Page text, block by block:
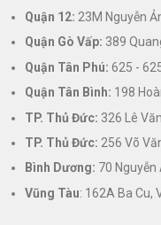
Quận 12: 23M Nguyễn
Quận Gò Vấp: 389
Quận Tân Phú: 625 -
Quận Tân Bình: 198
TP. Thủ Đức: 326 Lê
TP. Thủ Đức: 256 Võ
Bình Dương: 70 Nguyễn
Vũng Tàu: 162A Ba Cu,